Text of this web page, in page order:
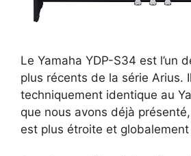
Le Yamaha YDP-S34 est l’un
plus récents de la série Arius.
techniquement identique au
que nous avons déjà
est plus étroite et